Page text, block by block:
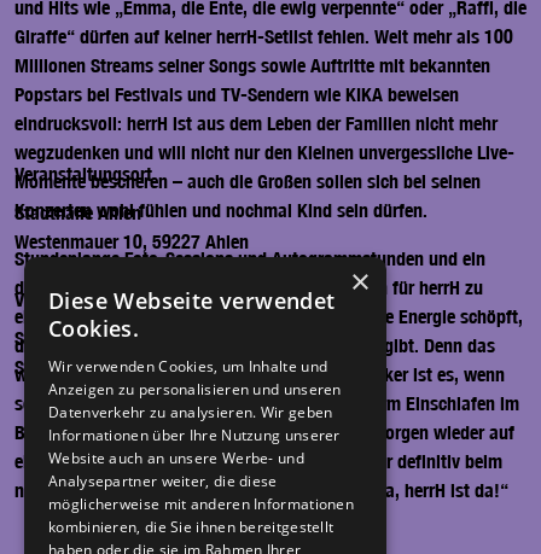
und Hits wie „Emma, die Ente, die ewig verpennte“ oder „Raffi, die
Giraffe“ dürfen auf keiner herrH-Setlist fehlen. Weit mehr als 100
Millionen Streams seiner Songs sowie Auftritte mit bekannten
Popstars bei Festivals und TV-Sendern wie KIKA beweisen
eindrucksvoll: herrH ist aus dem Leben der Familien nicht mehr
wegzudenken und will nicht nur den Kleinen unvergessliche Live-
Momente bescheren – auch die Großen sollen sich bei seinen
Konzerten wohl fühlen und nochmal Kind sein dürfen.
Stundenlange Foto-Sessions und Autogrammstunden und ein
dickes „High5“ mit jedem einzelnen Fan gehören für herrH zu
einem gelungenen Konzert aus dem auch er seine Energie schöpft,
die er beim nächsten Konzert an Familien weitergibt. Denn das
wohl schönste Kompliment für den Vollblutmusiker ist es, wenn
seine kleinen Riesen-Fans ihre Eltern abends vorm Einschlafen im
Bett die Frage aller Fragen stellen: „Gehen wir morgen wieder auf
ein herrH-Konzert?“ Vielleicht nicht morgen, aber definitiv beim
nächsten Mal, wenn es wieder heißt „hurra, hurra, herrH ist da!“
Veranstaltungsort
Stadthalle Ahlen
Westenmauer 10, 59227 Ahlen
Veranstalter*in
Stadthalle Ahlen GmbH
Stadthalle Ahlen GmbH , 59227 Ahlen
×
Diese Webseite verwendet
Cookies.
Wir verwenden Cookies, um Inhalte und
Anzeigen zu personalisieren und unseren
Datenverkehr zu analysieren. Wir geben
Informationen über Ihre Nutzung unserer
Website auch an unsere Werbe- und
Analysepartner weiter, die diese
möglicherweise mit anderen Informationen
kombinieren, die Sie ihnen bereitgestellt
haben oder die sie im Rahmen Ihrer